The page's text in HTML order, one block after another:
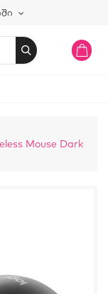
Mouse Dark